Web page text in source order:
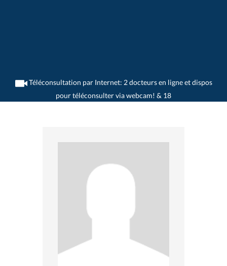
Téléconsultation par Internet: 2 docteurs en ligne et dispos
pour téléconsulter via webcam! & 18
>Généralistes>Wangen b. Olten>Dr. Josef Berger>Rendez-vous avec Dr. Josef